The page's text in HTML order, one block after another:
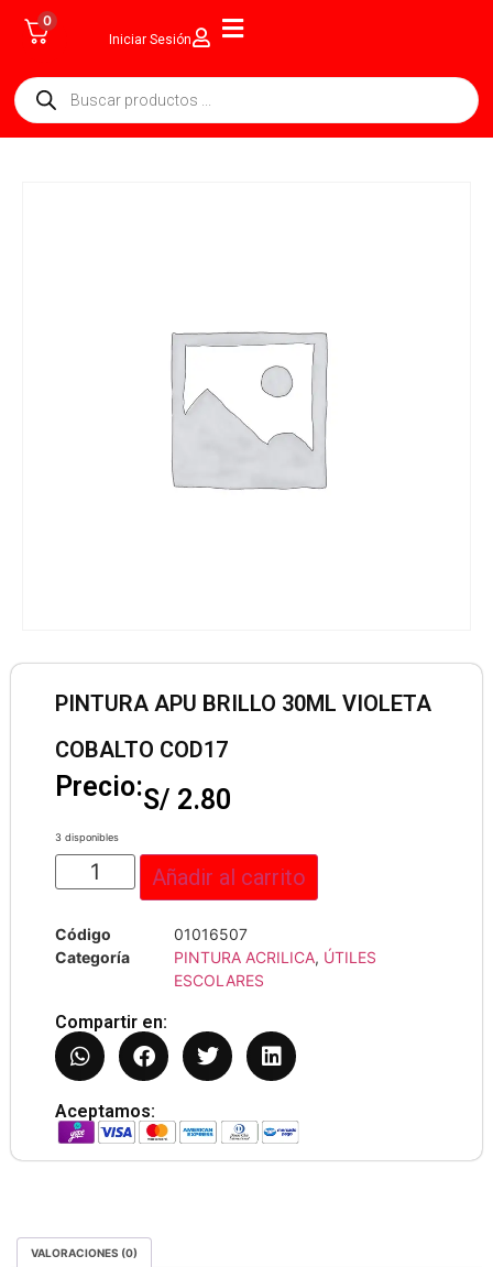
0
Iniciar Sesión
PINTURA APU BRILLO 30ML VIOLETA
COBALTO COD17
Precio:S/ 2.80
3 disponibles
Añadir al carrito
Código
01016507
Categoría
PINTURA ACRILICA, ÚTILES
ESCOLARES
Compartir en:
Aceptamos:
VALORACIONES (0)